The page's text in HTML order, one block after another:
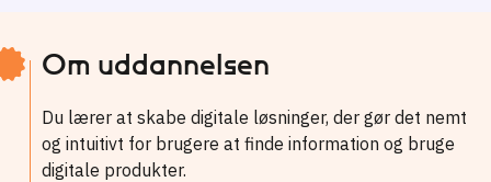
Om uddannelsen
Du lærer at skabe digitale løsninger, der gør det nemt
og intuitivt for brugere at finde information og bruge
digitale produkter.